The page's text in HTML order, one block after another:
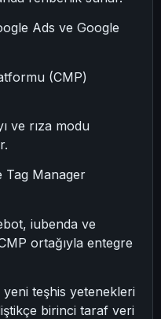
Ads ve Google
(CMP)
ve rıza modu
Tag Manager
iubenda ve
ortağıyla entegre
teşhis yetenekleri
birinci taraf veri